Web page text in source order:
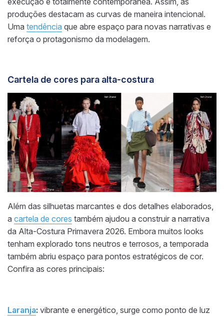
produções destacam as curvas de maneira intencional.
Uma tendência que abre espaço para novas narrativas e
reforça o protagonismo da modelagem.
Cartela de cores para alta-costura
Além das silhuetas marcantes e dos detalhes elaborados,
a cartela de cores também ajudou a construir a narrativa
da Alta-Costura Primavera 2026. Embora muitos looks
tenham explorado tons neutros e terrosos, a temporada
também abriu espaço para pontos estratégicos de cor.
Confira as cores principais:
Laranja: vibrante e energético, surge como ponto de luz